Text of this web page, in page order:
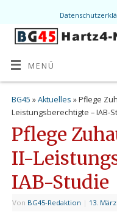
MENÜ
BG45 »Aktuelles » Pflege
Leistungsberechtigte – IAB-
Pflege
II-
IAB-Studie
Von BG45-Redaktion | 13.